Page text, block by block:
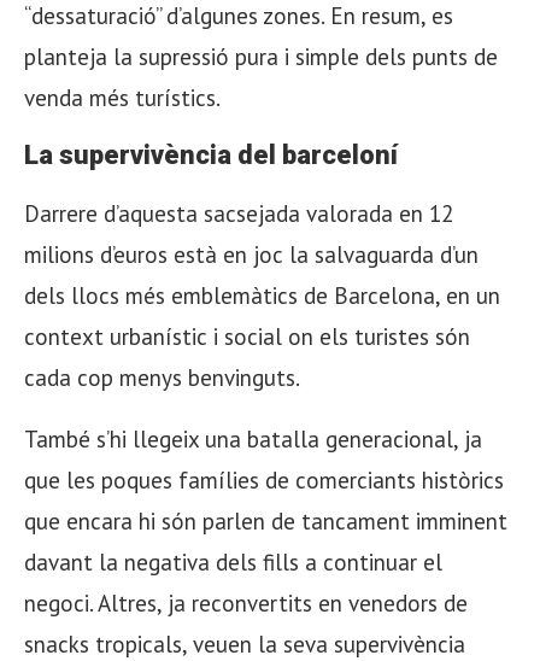
“dessaturació” d’algunes zones. En resum, es
planteja la supressió pura i simple dels punts de
venda més turístics.
La supervivència del barceloní
Darrere d’aquesta sacsejada valorada en 12
milions d’euros està en joc la salvaguarda d’un
dels llocs més emblemàtics de Barcelona, en un
context urbanístic i social on els turistes són
cada cop menys benvinguts.
També s’hi llegeix una batalla generacional, ja
que les poques famílies de comerciants històrics
que encara hi són parlen de tancament imminent
davant la negativa dels fills a continuar el
negoci. Altres, ja reconvertits en venedors de
snacks tropicals, veuen la seva supervivència